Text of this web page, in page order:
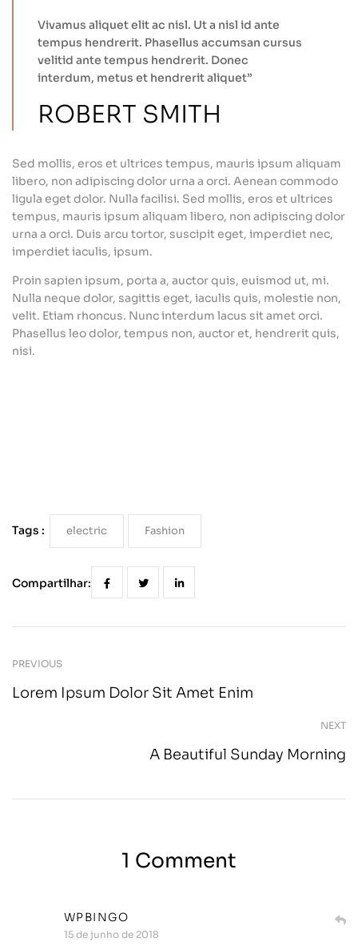
Vivamus aliquet elit ac nisl. Ut a nisl id ante
tempus hendrerit. Phasellus accumsan cursus
velitid ante tempus hendrerit. Donec
interdum, metus et hendrerit aliquet”
ROBERT SMITH
Sed mollis, eros et ultrices tempus, mauris ipsum aliquam
libero, non adipiscing dolor urna a orci. Aenean commodo
ligula eget dolor. Nulla facilisi. Sed mollis, eros et ultrices
tempus, mauris ipsum aliquam libero, non adipiscing dolor
urna a orci. Duis arcu tortor, suscipit eget, imperdiet nec,
imperdiet iaculis, ipsum.
Proin sapien ipsum, porta a, auctor quis, euismod ut, mi.
Nulla neque dolor, sagittis eget, iaculis quis, molestie non,
velit. Etiam rhoncus. Nunc interdum lacus sit amet orci.
Phasellus leo dolor, tempus non, auctor et, hendrerit quis,
nisi.
Tags : electric Fashion
Compartilhar:
PREVIOUS
Lorem Ipsum Dolor Sit Amet Enim
NEXT
A Beautiful Sunday Morning
1 Comment
WPBINGO
15 de junho de 2018